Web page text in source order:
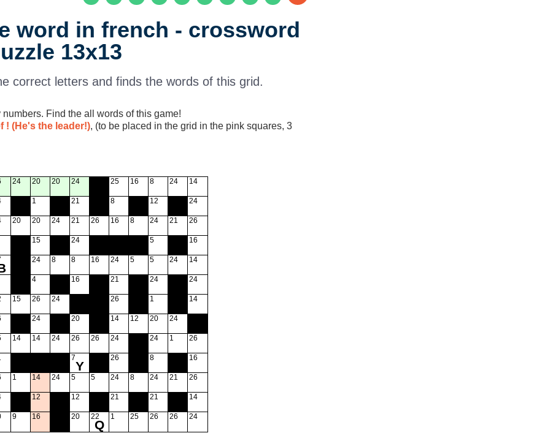
word in french - crossword
13x13
correct letters and finds the words of this grid.
Find the all words of this game!
! (He's the leader!), (to be placed in the grid in the pink squares, 3
24
20
15
14
1
9
20
1
20
15
24
4
26
24
14
14
12
16
20
24
8
24
24
24
24
21
21
24
8
16
20
26
7
Y
5
12
20
26
16
26
5
22
Q
25
8
16
24
21
26
14
24
26
24
21
1
16
8
5
12
8
25
8
12
24
5
5
24
1
20
24
8
24
21
26
24
21
24
24
1
21
26
14
24
26
16
14
24
14
26
16
26
14
24